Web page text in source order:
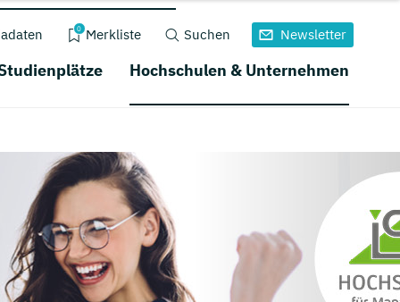
0 Merkliste Suchen Newsletter
Hochschulen & Unternehmen